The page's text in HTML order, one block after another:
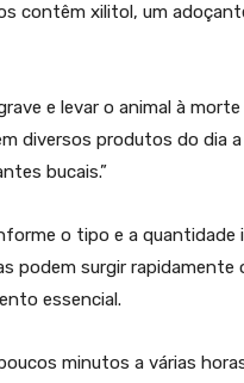
contêm xilitol, um
e levar o animal à
diversos produtos do dia
bucais.”
o tipo e a quantidade
podem surgir rapidamente
essencial.
minutos a várias